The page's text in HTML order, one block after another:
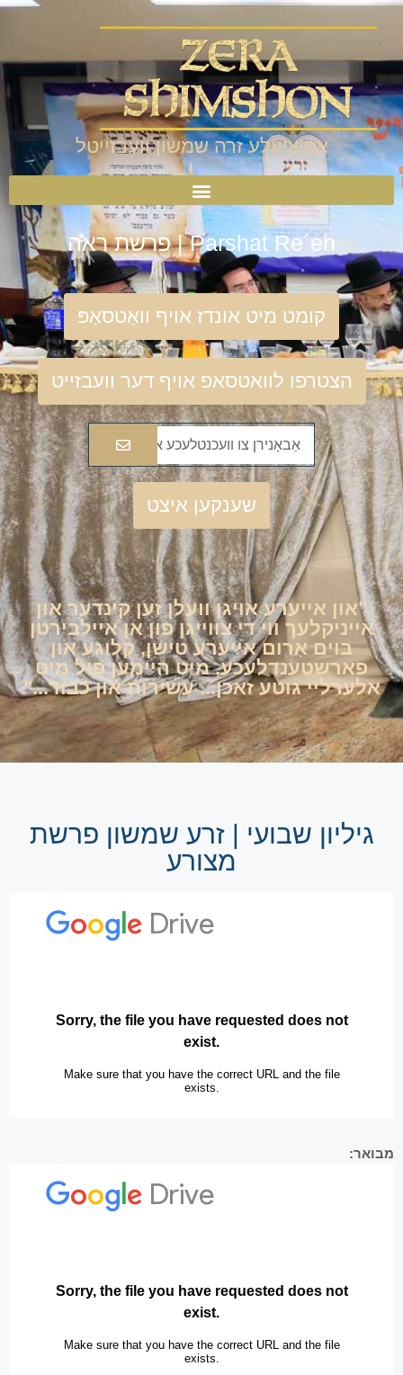
אפיציעלע זרה שמשון וועבזייטל
Parshat Re´eh | פרשת ראה
קומט מיט אונדז אויף וואַטסאַפּ
הצטרפו לוואטסאפ אויף דער וועבזייט
שענקען איצט
"און אייערע אויגן וועלן זען קינדער און
אייניקלעך ווי די צווייגן פון אן איילבירטן
בוים אַרום אייערע טישן, קלוגע און
פארשטענדלעכע, מיט היימען פול מיט
אלערליי גוטע זאכן... עשירות און כבוד..."
גיליון שבועי | זרע שמשון פרשת
מצורע
מבואר: